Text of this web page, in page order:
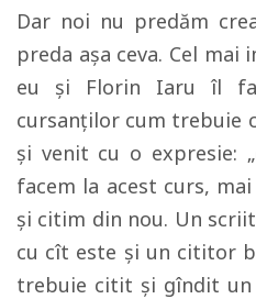
Dar noi nu predăm
preda aşa ceva. Cel
eu şi Florin Iaru îl
cursanţilor cum trebuie
şi venit cu o expresie:
facem la acest curs,
şi citim din nou. Un
cu cît este şi un cititor
trebuie citit şi gîndit